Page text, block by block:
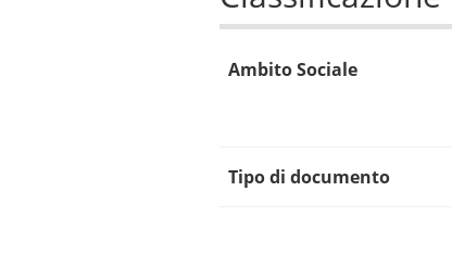
Ambito Sociale
Tipo di documento